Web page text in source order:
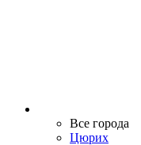
Все города
Цюрих